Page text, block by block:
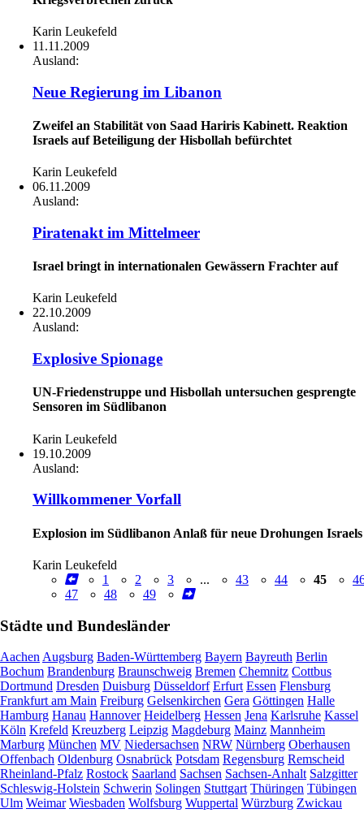
Karin Leukefeld
11.11.2009
Ausland:
Neue Regierung im Libanon
Zweifel an Stabilität von Saad Hariris Kabinett. Reaktion
Israels auf Beteiligung der Hisbollah befürchtet
Karin Leukefeld
06.11.2009
Ausland:
Piratenakt im Mittelmeer
Israel bringt in internationalen Gewässern Frachter auf
Karin Leukefeld
22.10.2009
Ausland:
Explosive Spionage
UN-Friedenstruppe und Hisbollah untersuchen gesprengte
Sensoren im Südlibanon
Karin Leukefeld
19.10.2009
Ausland:
Willkommener Vorfall
Explosion im Südlibanon Anlaß für neue Drohungen Israels
Karin Leukefeld
1
2 3 ... 43 44 45
47
48 49
Städte und Bundesländer
Aachen Augsburg Baden-Württemberg Bayern Bayreuth Berlin
Bochum Brandenburg Braunschweig Bremen Chemnitz Cottbus
Dortmund Dresden Duisburg Düsseldorf Erfurt Essen Flensburg
Frankfurt am Main Freiburg Gelsenkirchen Gera Göttingen Halle
Hamburg Hanau Hannover Heidelberg Hessen Jena Karlsruhe Kassel
Köln Krefeld Kreuzberg Leipzig Magdeburg Mainz Mannheim
Marburg München MV Niedersachsen NRW Nürnberg Oberhausen
Offenbach Oldenburg Osnabrück Potsdam Regensburg Remscheid
Rheinland-Pfalz Rostock Saarland Sachsen Sachsen-Anhalt Salzgitter
Schleswig-Holstein Schwerin Solingen Stuttgart Thüringen Tübingen
Ulm Weimar Wiesbaden Wolfsburg Wuppertal Würzburg Zwickau